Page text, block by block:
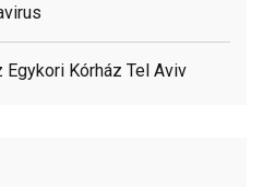
Kórház Tel Aviv